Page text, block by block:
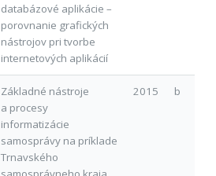
databázové aplikácie –
porovnanie grafických
nástrojov pri tvorbe
internetových aplikácií
Základné nástroje
a procesy
informatizácie
samosprávy na príklade
Trnavského
2015 b